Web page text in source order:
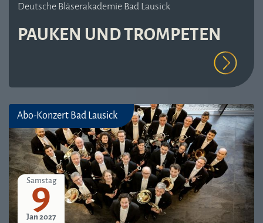
Deutsche Bläserakademie Bad Lausick
PAUKEN UND TROMPETEN
Abo-Konzert Bad Lausick
Samstag
9
Jan 2027